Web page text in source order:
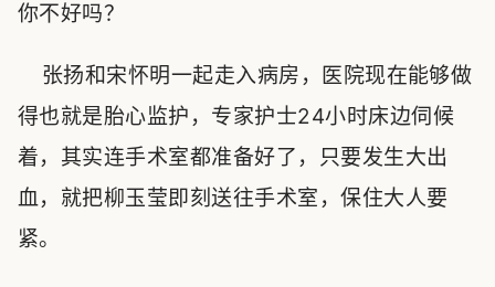
你不好吗？
张扬和宋怀明一起走入病房，医院现在能够做
得也就是胎心监护，专家护士24小时床边伺候
着，其实连手术室都准备好了，只要发生大出
血，就把柳玉莹即刻送往手术室，保住大人要
紧。